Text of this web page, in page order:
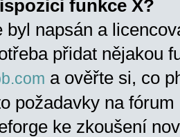
funkce X?
byl napsán a
přidat nějakou
a ověřte si, co
požadavky na
ke zkoušení